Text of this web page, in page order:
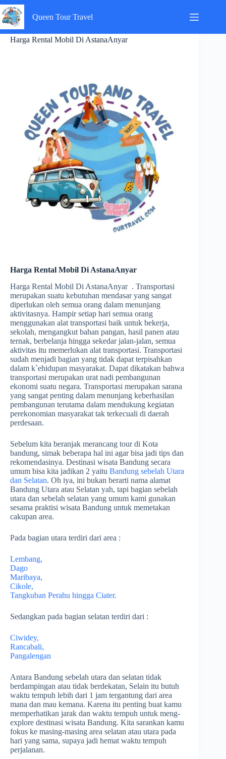
Skip
to
content
Queen Tour Travel
Harga Rental Mobil Di AstanaAnyar
Harga Rental Mobil Di AstanaAnyar
Harga Rental Mobil Di AstanaAnyar . Transportasi
merupakan suatu kebutuhan mendasar yang sangat
diperlukan oleh semua orang dalam menunjang
aktivitasnya. Hampir setiap hari semua orang
menggunakan alat transportasi baik untuk bekerja,
sekolah, mengangkut bahan pangan, hasil panen atau
ternak, berbelanja hingga sekedar jalan-jalan, semua
aktivitas itu memerlukan alat transportasi. Transportasi
sudah menjadi bagian yang tidak dapat terpisahkan
dalam k`ehidupan masyarakat. Dapat dikatakan bahwa
transportasi merupakan urat nadi pembangunan
ekonomi suatu negara. Transportasi merupakan sarana
yang sangat penting dalam menunjang keberhasilan
pembangunan terutama dalam mendukung kegiatan
perekonomian masyarakat tak terkecuali di daerah
perdesaan.
Sebelum kita beranjak merancang tour di Kota
bandung, simak beberapa hal ini agar bisa jadi tips dan
rekomendasinya. Destinasi wisata Bandung secara
umum bisa kita jadikan 2 yaitu Bandung sebelah Utara
dan Selatan. Oh iya, ini bukan berarti nama alamat
Bandung Utara atau Selatan yah, tapi bagian sebelah
utara dan sebelah selatan yang umum kami gunakan
sesama praktisi wisata Bandung untuk memetakan
cakupan area.
Pada bagian utara terdiri dari area :
Lembang,
Dago
Maribaya,
Cikole,
Tangkuban Perahu hingga Ciater.
Sedangkan pada bagian selatan terdiri dari :
Ciwidey,
Rancabali,
Pangalengan
Antara Bandung sebelah utara dan selatan tidak
berdampingan atau tidak berdekatan, Selain itu butuh
waktu tempuh lebih dari 1 jam tergantung dari area
mana dan mau kemana. Karena itu penting buat kamu
memperhatikan jarak dan waktu tempuh untuk meng-
explore destinasi wisata Bandung. Kita sarankan kamu
fokus ke masing-masing area selatan atau utara pada
hari yang sama, supaya jadi hemat waktu tempuh
perjalanan.